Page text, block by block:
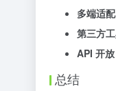
多端适配
第三方
API 开放
总结